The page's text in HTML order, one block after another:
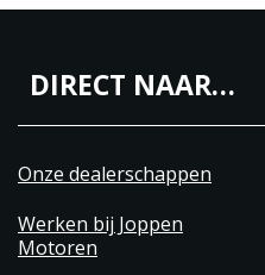
DIRECT NAAR…
Onze dealerschappen
Werken bij Joppen
Motoren